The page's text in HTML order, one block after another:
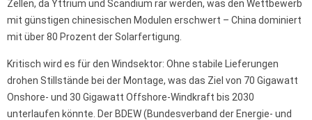
Zellen, da Yttrium und Scandium rar werden, was den Wettbewerb
mit günstigen chinesischen Modulen erschwert – China dominiert
mit über 80 Prozent der Solarfertigung.
Kritisch wird es für den Windsektor: Ohne stabile Lieferungen
drohen Stillstände bei der Montage, was das Ziel von 70 Gigawatt
Onshore- und 30 Gigawatt Offshore-Windkraft bis 2030
unterlaufen könnte. Der BDEW (Bundesverband der Energie- und